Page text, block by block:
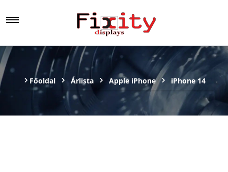
Főoldal Árlista Apple iPhone iPhone 14